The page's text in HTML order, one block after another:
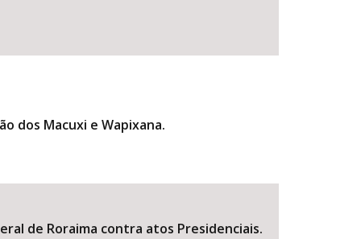
dos Macuxi e Wapixana.
de Roraima contra atos Presidenciais.